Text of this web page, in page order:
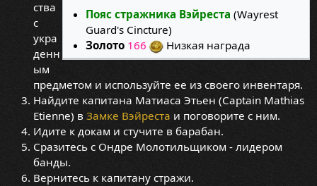
Пояс стражника Вэйреста (Wayrest
Guard's Cincture)
Золото 166 Низкая награда
ства
с
укра
денн
ым
предметом и используйте ее из своего инвентаря.
Найдите капитана Матиаса Этьен (Captain Mathias
Etienne) в Замке Вэйреста и поговорите с ним.
Идите к докам и стучите в барабан.
Сразитесь с Ондре Молотильщиком - лидером
банды.
Вернитесь к капитану стражи.